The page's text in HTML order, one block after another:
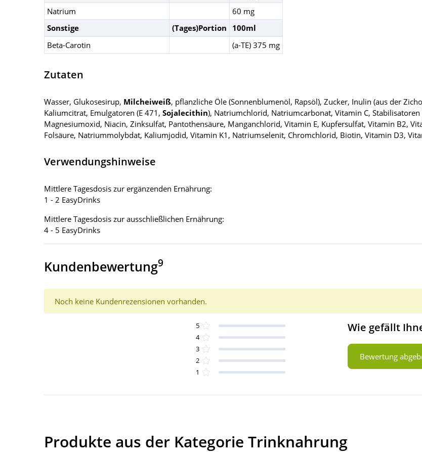
Natrium
60 mg
Sonstige
(Tages)Portion
100ml
Beta-Carotin
(a-TE) 375 mg
Zutaten
Wasser, Glukosesirup, Milcheiweiß, pflanzliche Öle (Sonnenblumenöl, Rapsöl), Zucker, Inulin (aus der
Kaliumcitrat, Emulgatoren (E 471, Sojalecithin), Natriumchlorid, Natriumcarbonat, Vitamin C,
Magnesiumoxid, Niacin, Zinksulfat, Pantothensäure, Manganchlorid, Vitamin E, Kupfersulfat, Vitamin B2,
Folsäure, Natriummolybdat, Kaliumjodid, Vitamin K1, Natriumselenit, Chromchlorid, Biotin, Vitamin D3,
Verwendungshinweise
Mittlere Tagesdosis zur ergänzenden Ernährung:
1 - 2 EasyDrinks
Mittlere Tagesdosis zur ausschließlichen Ernährung:
4 - 5 EasyDrinks
Kundenbewertung9
Noch keine Kundenrezensionen vorhanden.
5
4
3
2
1
Wie gefällt
Bewertung
Produkte aus der Kategorie Trinknahrung